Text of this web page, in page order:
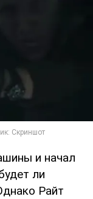
и начал
ли
Райт